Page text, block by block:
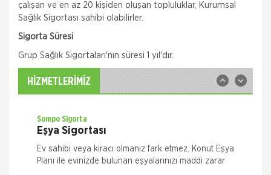
çalışan ve en az 20 kişiden oluşan topluluklar, Kurumsal
Sağlık Sigortası sahibi olabilirler.
Sigorta Süresi
Grup Sağlık Sigortaları'nın süresi 1 yıl'dır.
HİZMETLERİMİZ
Zorunlu Deprem Sigortanız ile depremin neden
olacağı maddi zararlar ile deprem sonucu meydana
hasarlarını teminat altına almak istiyorsanız Das
İş Yeri Sigortası
İş Yeriniz Sompo Japan ile Güvence Altında! İş Yeri
Sompo Sigorta
Eşya Sigortası
Ev sahibi veya kiracı olmanız fark etmez. Konut Eşya
Planı ile evinizde bulunan eşyalarınızı maddi zarar
ve risklere karşı size en uygun plan alternatifini